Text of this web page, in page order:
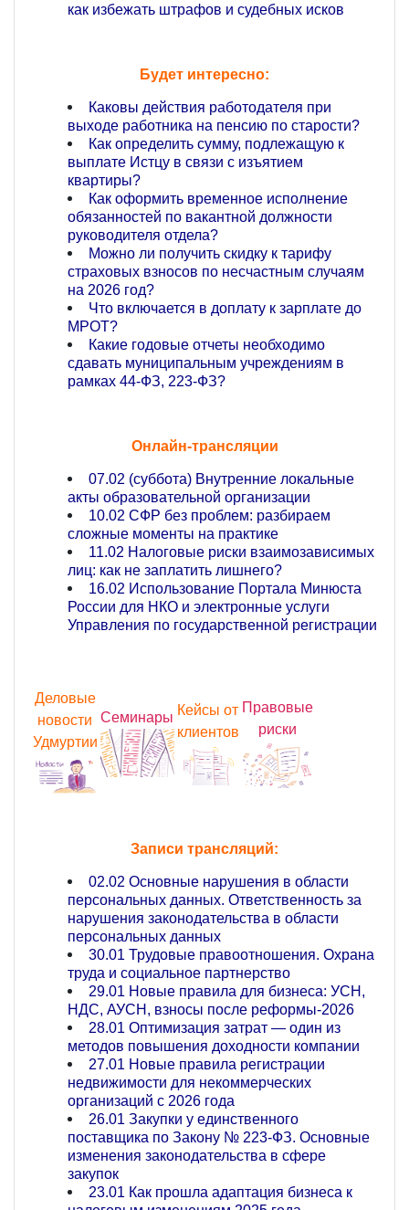
как избежать штрафов и судебных исков
Будет интересно:
Каковы действия работодателя при
выходе работника на пенсию по старости?
Как определить сумму, подлежащую к
выплате Истцу в связи с изъятием
квартиры?
Как оформить временное исполнение
обязанностей по вакантной должности
руководителя отдела?
Можно ли получить скидку к тарифу
страховых взносов по несчастным случаям
на 2026 год?
Что включается в доплату к зарплате до
МРОТ?
Какие годовые отчеты необходимо
сдавать муниципальным учреждениям в
рамках 44-ФЗ, 223-ФЗ?
Онлайн-трансляции
07.02 (суббота) Внутренние локальные
акты образовательной организации
10.02 СФР без проблем: разбираем
сложные моменты на практике
11.02 Налоговые риски взаимозависимых
лиц: как не заплатить лишнего?
16.02 Использование Портала Минюста
России для НКО и электронные услуги
Управления по государственной регистрации
Деловые
новости
Удмуртии
Семинары Кейсы от
клиентов
Правовые
риски
Записи трансляций:
02.02 Основные нарушения в области
персональных данных. Ответственность за
нарушения законодательства в области
персональных данных
30.01 Трудовые правоотношения. Охрана
труда и социальное партнерство
29.01 Новые правила для бизнеса: УСН,
НДС, АУСН, взносы после реформы-2026
28.01 Оптимизация затрат — один из
методов повышения доходности компании
27.01 Новые правила регистрации
недвижимости для некоммерческих
организаций с 2026 года
26.01 Закупки у единственного
поставщика по Закону № 223-ФЗ. Основные
изменения законодательства в сфере
закупок
23.01 Как прошла адаптация бизнеса к